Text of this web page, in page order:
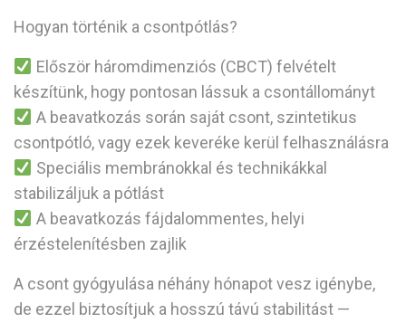
Hogyan történik a csontpótlás?
Először háromdimenziós (CBCT) felvételt
készítünk, hogy pontosan lássuk a csontállományt
A beavatkozás során saját csont, szintetikus
csontpótló, vagy ezek keveréke kerül felhasználásra
Speciális membránokkal és technikákkal
stabilizáljuk a pótlást
A beavatkozás fájdalommentes, helyi
érzéstelenítésben zajlik
A csont gyógyulása néhány hónapot vesz igénybe,
de ezzel biztosítjuk a hosszú távú stabilitást —